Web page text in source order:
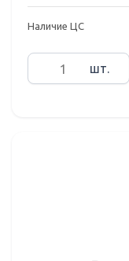
Наличие ЦС
шт.